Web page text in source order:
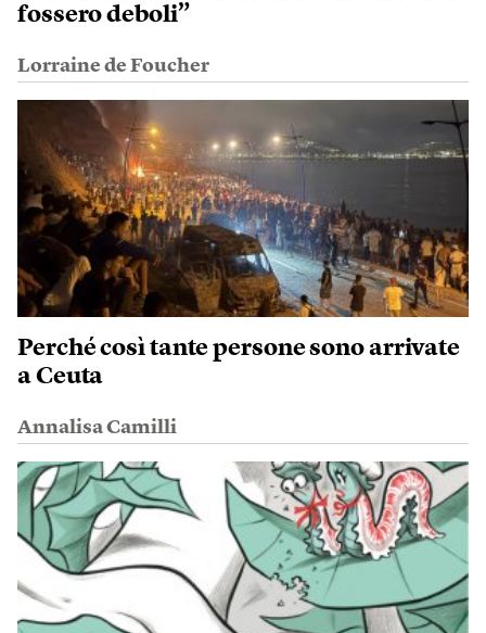
fossero deboli”
Lorraine de Foucher
Perché così tante persone sono arrivate
a Ceuta
Annalisa Camilli